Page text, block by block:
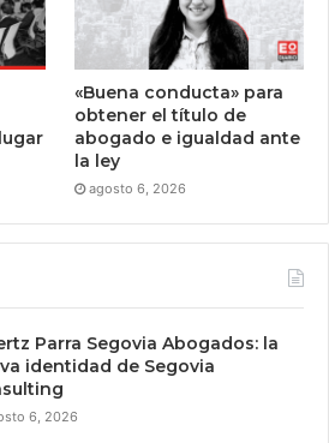
«Buena conducta» para
obtener el título de
abogado e igualdad ante
la ley
agosto 6, 2026
Parra Segovia Abogados: la
identidad de Segovia
6, 2026